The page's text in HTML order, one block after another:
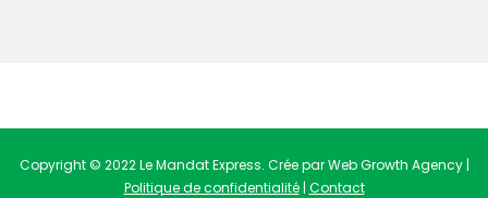
Copyright © 2022 Le Mandat Express. Crée par Web Growth Agency |
Politique de confidentialité| Contact